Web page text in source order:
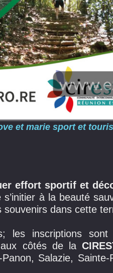
et marie sport et
effort sportif et
à la beauté
dans cette
les inscriptions
aux côtés de la
Salazie,